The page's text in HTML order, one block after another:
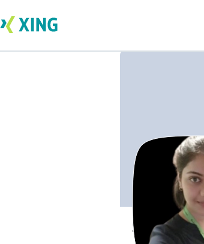
SONALI